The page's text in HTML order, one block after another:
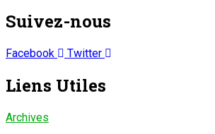
Suivez-nous
Facebook Twitter
Liens Utiles
Archives